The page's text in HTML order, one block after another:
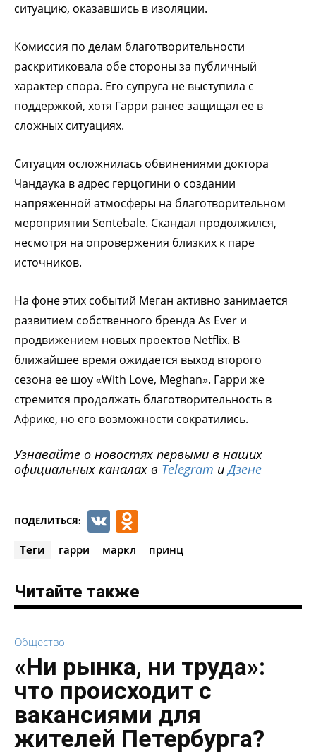
ситуацию, оказавшись в изоляции.
Комиссия по делам благотворительности
раскритиковала обе стороны за публичный
характер спора. Его супруга не выступила с
поддержкой, хотя Гарри ранее защищал ее в
сложных ситуациях.
Ситуация осложнилась обвинениями доктора
Чандаука в адрес герцогини о создании
напряженной атмосферы на благотворительном
мероприятии Sentebale. Скандал продолжился,
несмотря на опровержения близких к паре
источников.
На фоне этих событий Меган активно занимается
развитием собственного бренда As Ever и
продвижением новых проектов Netflix. В
ближайшее время ожидается выход второго
сезона ее шоу «With Love, Meghan». Гарри же
стремится продолжать благотворительность в
Африке, но его возможности сократились.
Узнавайте о новостях первыми в наших
официальных каналах в Telegram иДзене
ПОДЕЛИТЬСЯ: VK
Теги гарри маркл принц
Читайте также
Общество
«Ни рынка, ни труда»:
что происходит с
вакансиями для
жителей Петербурга?